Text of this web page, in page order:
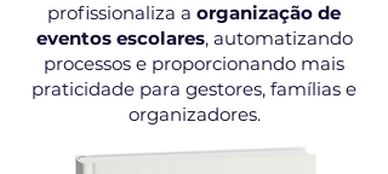
profissionaliza a organização de
eventos escolares, automatizando
processos e proporcionando mais
praticidade para gestores, famílias e
organizadores.